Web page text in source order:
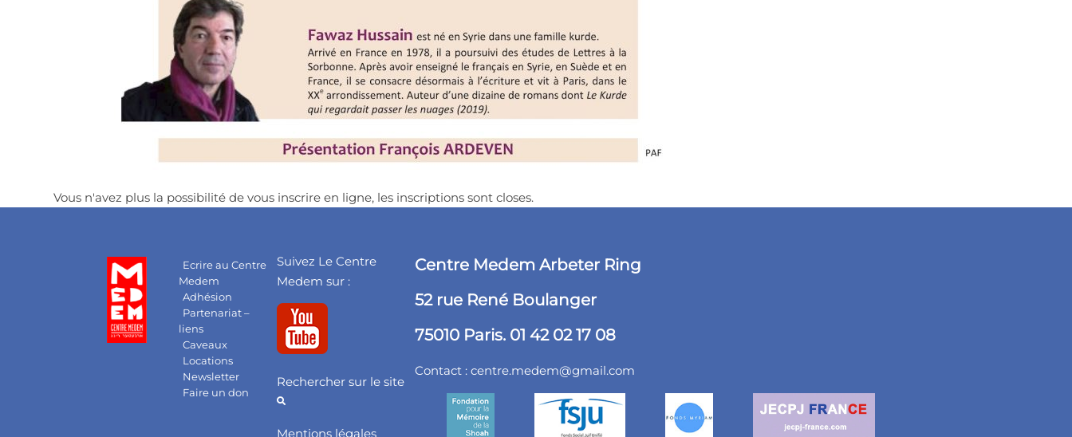
Vous n'avez plus la possibilité de vous inscrire en ligne, les inscriptions sont closes.
Ecrire au Centre
Medem
Adhésion
Partenariat –
liens
Caveaux
Locations
Newsletter
Faire un don
Suivez Le Centre
Medem sur :
Rechercher sur le site
Mentions légales
Centre Medem Arbeter Ring
52 rue René Boulanger
75010 Paris. 01 42 02 17 08
Contact :centre.medem@gmail.com